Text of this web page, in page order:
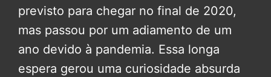
previsto para chegar no final de 2020,
mas passou por um adiamento de um
ano devido à pandemia. Essa longa
espera gerou uma curiosidade absurda